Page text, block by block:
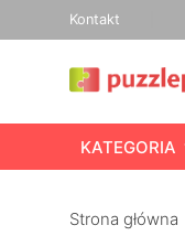
Kontakt
KATEGORIA
Strona główna